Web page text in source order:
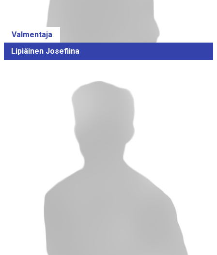
Valmentaja
Lipiäinen Josefiina